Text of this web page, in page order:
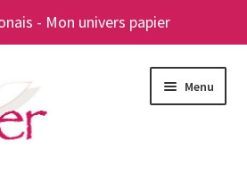
- Mon univers papier
Menu